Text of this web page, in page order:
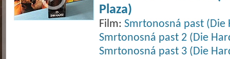
Plaza)
Film: Smrtonosná past (Die
Smrtonosná past 2 (Die
Smrtonosná past 3 (Die